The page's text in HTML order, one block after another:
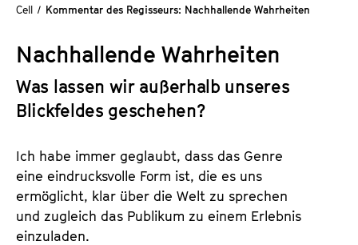
n
i
i
n
s
t
i
Cell / Kommentar des Regisseurs: Nachhallende Wahrheiten
Nachhallende Wahrheiten
Was lassen wir außerhalb unseres
Blickfeldes geschehen?
Ich habe immer geglaubt, dass das Genre
eine eindrucksvolle Form ist, die es uns
ermöglicht, klar über die Welt zu sprechen
und zugleich das Publikum zu einem Erlebnis
einzuladen.